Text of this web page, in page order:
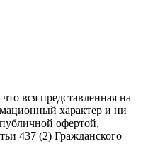
вся представленная на
характер и ни
офертой,
437 (2) Гражданского